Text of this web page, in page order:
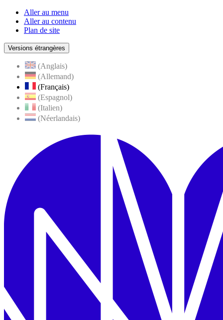
Aller au menu
Aller au contenu
Plan de site
Versions étrangères
(Anglais)
(Allemand)
(Français)
(Espagnol)
(Italien)
(Néerlandais)